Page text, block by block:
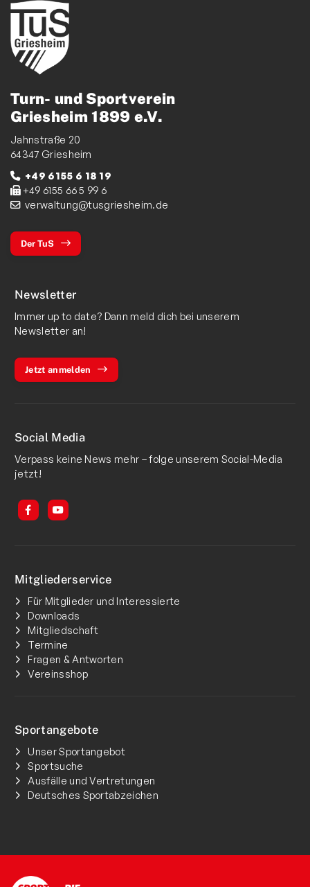
Turn- und Sportverein
Griesheim 1899 e.V.
Jahnstraße 20
64347 Griesheim
+49 6155 6 18 19
+49 6155 66 5 99 6
verwaltung@tusgriesheim.de
Der TuS
Newsletter
Immer up to date? Dann meld dich bei unserem
Newsletter an!
Jetzt anmelden
Social Media
Verpass keine News mehr – folge unserem Social-Media
jetzt!
Mitgliederservice
Für Mitglieder und Interessierte
Downloads
Mitgliedschaft
Termine
Fragen & Antworten
Vereinsshop
Sportangebote
Unser Sportangebot
Sportsuche
Ausfälle und Vertretungen
Deutsches Sportabzeichen